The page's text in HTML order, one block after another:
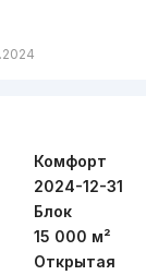
Комфорт
2024-12-31
Блок
15 000 м²
Открытая